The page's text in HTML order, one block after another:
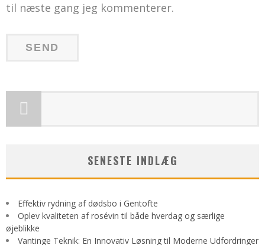
til næste gang jeg kommenterer.
SENESTE INDLÆG
Effektiv rydning af dødsbo i Gentofte
Oplev kvaliteten af rosévin til både hverdag og særlige
øjeblikke
Vantinge Teknik: En Innovativ Løsning til Moderne Udfordringer